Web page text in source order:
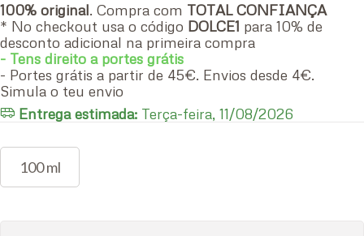
100% original. Compra com TOTAL CONFIANÇA
* No checkout usa o código DOLCE1 para 10% de
desconto adicional na primeira compra
- Tens direito a portes grátis
- Portes grátis a partir de 45€. Envios desde 4€.
Simula o teu envio
Entrega estimada: Terça-feira, 11/08/2026
100 ml